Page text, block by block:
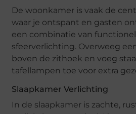
De woonkamer is vaak de
waar je ontspant en gasten
een combinatie van
sfeerverlichting. Overweeg
boven de zithoek en voeg
tafellampen toe voor extra
Slaapkamer Verlichting
In de slaapkamer is zachte,